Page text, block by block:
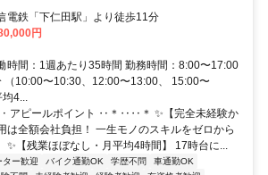
電鉄「下仁田駅」より徒歩11分
円
時間：1週あたり35時間 勤務時間：8:00〜17:00
（10:00〜10:30、12:00〜13:00、 15:00〜
均4...
ピールポイント ‥＊‥‥＊ ✨【完全未経験か
は全額会社負担！ 一生モノのスキルをゼロから
✨【残業ほぼなし・月平均4時間】 17時台に...
ター歓迎 バイク通勤OK 学歴不問
車通勤OK